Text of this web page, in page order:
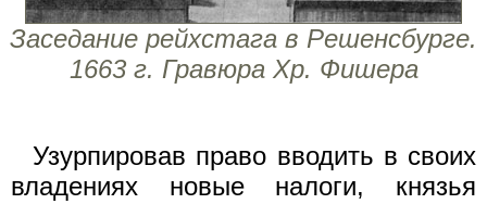
Заседание рейхстага в Решенсбурге.
1663 г. Гравюра Хр. Фишера
Узурпировав право вводить в своих
владениях новые налоги, князья